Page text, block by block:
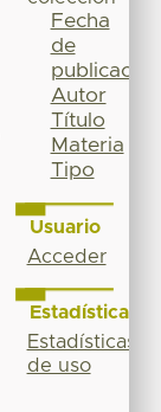
Fecha
de
publicación
Autor
Título
Materia
Tipo
Usuario
Acceder
Estadísticas
Estadísticas
de uso